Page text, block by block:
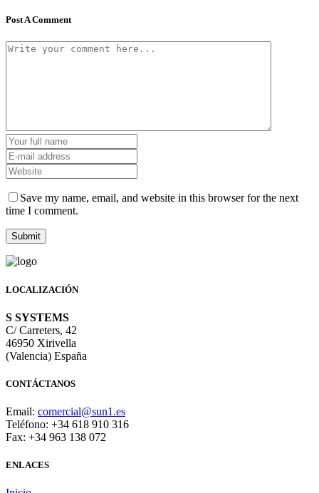
Post A Comment
Save my name, email, and website in this browser for the next
time I comment.
LOCALIZACIÓN
S SYSTEMS
C/ Carreters, 42
46950 Xirivella
(Valencia) España
CONTÁCTANOS
Email: comercial@sun1.es
Teléfono: +34 618 910 316
Fax: +34 963 138 072
ENLACES